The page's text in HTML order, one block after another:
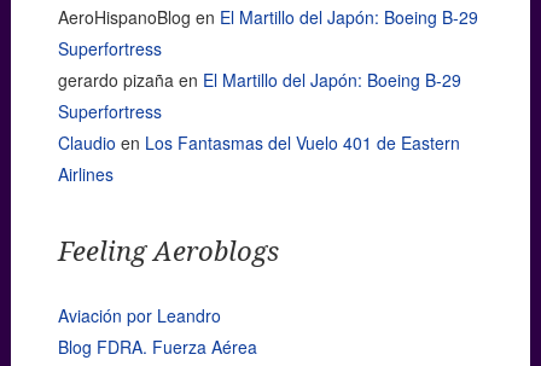
AeroHispanoBlog en El Martillo del Japón: Boeing B-29
Superfortress
gerardo pizañaen El Martillo del Japón: Boeing B-29
Superfortress
Claudio en Los Fantasmas del Vuelo 401 de Eastern
Airlines
Feeling Aeroblogs
Aviación por Leandro
Blog FDRA. Fuerza Aérea